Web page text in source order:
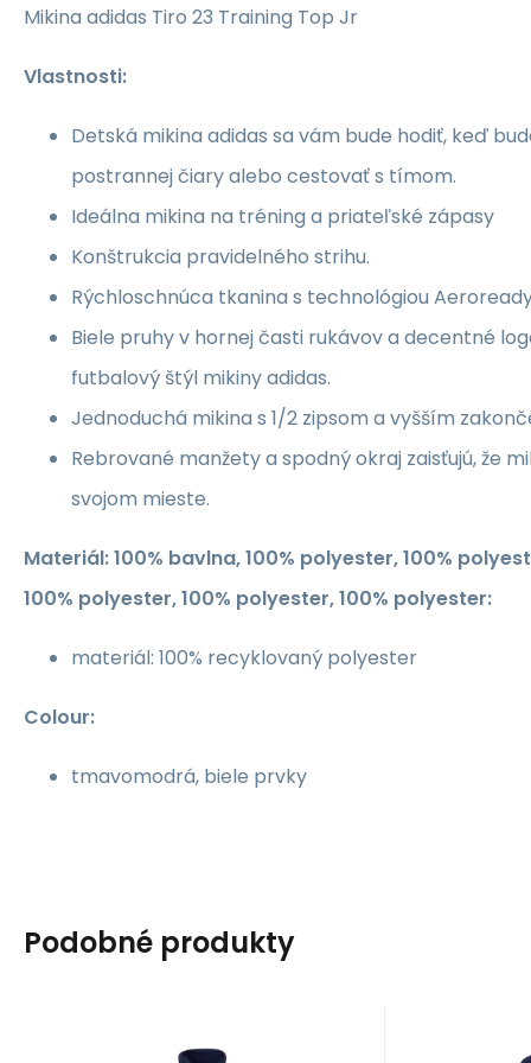
Mikina adidas Tiro 23 Training Top Jr
Vlastnosti:
Detská mikina adidas sa vám bude hodiť, keď
postrannej čiary alebo cestovať s tímom.
Ideálna mikina na tréning a priateľské zápasy
Konštrukcia pravidelného strihu.
Rýchloschnúca tkanina s technológiou
Biele pruhy v hornej časti rukávov a decentné
futbalový štýl mikiny adidas.
Jednoduchá mikina s 1/2 zipsom a vyšším
Rebrované manžety a spodný okraj zaisťujú, že
svojom mieste.
Materiál: 100% bavlna, 100% polyester, 100%
100% polyester, 100% polyester, 100% polyester:
materiál: 100% recyklovaný polyester
Colour:
tmavomodrá, biele prvky
Podobné produkty